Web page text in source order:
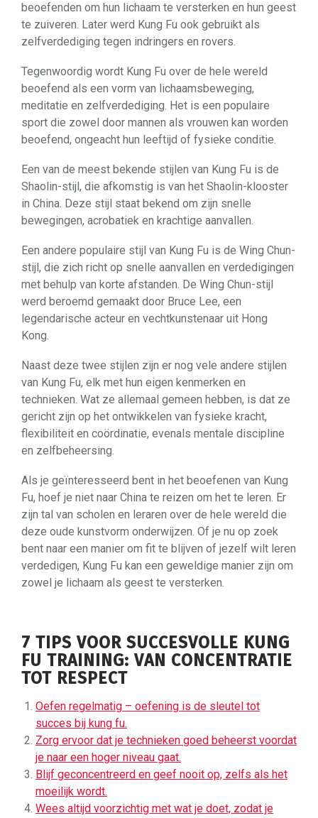
beoefenden om hun lichaam te versterken en hun geest
te zuiveren. Later werd Kung Fu ook gebruikt als
zelfverdediging tegen indringers en rovers.
Tegenwoordig wordt Kung Fu over de hele wereld
beoefend als een vorm van lichaamsbeweging,
meditatie en zelfverdediging. Het is een populaire
sport die zowel door mannen als vrouwen kan worden
beoefend, ongeacht hun leeftijd of fysieke conditie.
Een van de meest bekende stijlen van Kung Fu is de
Shaolin-stijl, die afkomstig is van het Shaolin-klooster
in China. Deze stijl staat bekend om zijn snelle
bewegingen, acrobatiek en krachtige aanvallen.
Een andere populaire stijl van Kung Fu is de Wing Chun-
stijl, die zich richt op snelle aanvallen en verdedigingen
met behulp van korte afstanden. De Wing Chun-stijl
werd beroemd gemaakt door Bruce Lee, een
legendarische acteur en vechtkunstenaar uit Hong
Kong.
Naast deze twee stijlen zijn er nog vele andere stijlen
van Kung Fu, elk met hun eigen kenmerken en
technieken. Wat ze allemaal gemeen hebben, is dat ze
gericht zijn op het ontwikkelen van fysieke kracht,
flexibiliteit en coördinatie, evenals mentale discipline
en zelfbeheersing.
Als je geïnteresseerd bent in het beoefenen van Kung
Fu, hoef je niet naar China te reizen om het te leren. Er
zijn tal van scholen en leraren over de hele wereld die
deze oude kunstvorm onderwijzen. Of je nu op zoek
bent naar een manier om fit te blijven of jezelf wilt leren
verdedigen, Kung Fu kan een geweldige manier zijn om
zowel je lichaam als geest te versterken.
7 TIPS VOOR SUCCESVOLLE KUNG
FU TRAINING: VAN CONCENTRATIE
TOT RESPECT
Oefen regelmatig – oefening is de sleutel tot
succes bij kung fu.
Zorg ervoor dat je technieken goed beheerst voordat
je naar een hoger niveau gaat.
Blijf geconcentreerd en geef nooit op, zelfs als het
moeilijk wordt.
Wees altijd voorzichtig met wat je doet, zodat je